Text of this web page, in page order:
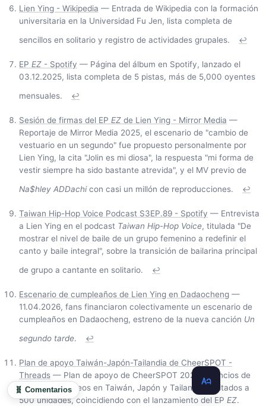
Lien Ying - Wikipedia — Entrada de Wikipedia con la formación
universitaria en la Universidad Fu Jen, lista completa de
sencillos en solitario y registro de actividades grupales.
↩
EP EZ - Spotify — Página del álbum en Spotify, lanzado el
03.12.2025, lista completa de 5 pistas, más de 5,000 oyentes
mensuales.
↩
Sesión de firmas del EP EZ de Lien Ying - Mirror Media —
Reportaje de Mirror Media 2025, el escenario de "cambio de
vestuario en un segundo" fue propuesto personalmente por
Lien Ying, la cita "Jolin es mi diosa", la respuesta "mi forma de
vestir siempre ha sido bastante atrevida", y el MV previo de
Na$hley ADDachicon casi un millón de reproducciones. ↩
Taiwan Hip-Hop Voice Podcast S3EP.89 - Spotify — Entrevista
a Lien Ying en el podcast Taiwan Hip-Hop Voice, titulada "De
mostrar el nivel de baile de un grupo femenino a redefinir el
canto y baile integral", sobre la transición de bailarina principal
de grupo a cantante en solitario.
↩
Escenario de cumpleaños de Lien Ying en Dadaocheng —
11.04.2026, fans financiaron colectivamente un escenario de
cumpleaños en Dadaocheng, estreno de la nueva canción Un
segundo tarde. ↩
Plan de apoyo Taiwán-Japón-Tailandia de CheerSPOT -
Threads — Plan de apoyo de CheerSPOT 2025, anuncios de
apoyo simultáneos en Taiwán, Japón y Tailandia, limitados a
500 unidades, coincidiendo con el lanzamiento del EP EZ.
🧬 Comentarios